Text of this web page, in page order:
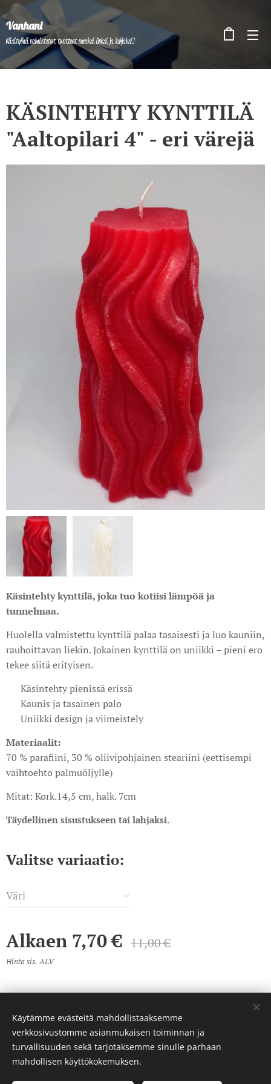
Vanhani
Käsityönä valmistetut tuotteet omaksi iloksi ja lahjaksi!
KÄSINTEHTY KYNTTILÄ
"Aaltopilari 4" - eri värejä
Käsintehty kynttilä, joka tuo kotiisi lämpöä ja
tunnelmaa.
Huolella valmistettu kynttilä palaa tasaisesti ja luo kauniin,
rauhoittavan liekin. Jokainen kynttilä on uniikki – pieni ero
tekee siitä erityisen.
✔ Käsintehty pienissä erissä
✔ Kaunis ja tasainen palo
✔ Uniikki design ja viimeistely
Materiaalit:
70 % parafiini, 30 % oliivipohjainen steariini (eettisempi
vaihtoehto palmuöljylle)
Mitat: Kork.14,5 cm, halk. 7cm
Täydellinen sisustukseen tai lahjaksi.
Valitse variaatio:
Väri
Alkaen 7,70€ 11,00€
Hinta sis. ALV
© 2023 Kaikki oikeudet pidätetään
LuotuWebnodella Evästeet
Käytämme evästeitä mahdollistaaksemme
verkkosivustomme asianmukaisen toiminnan ja
turvallisuuden sekä tarjotaksemme sinulle parhaan
mahdollisen käyttökokemuksen.